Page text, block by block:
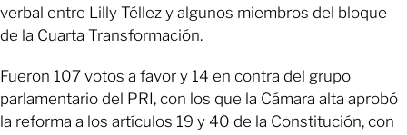
verbal entre Lilly Téllez y algunos miembros del bloque
de la Cuarta Transformación.
Fueron 107 votos a favor y 14 en contra del grupo
parlamentario del PRI, con los que la Cámara alta aprobó
la reforma a los artículos 19 y 40 de la Constitución, con